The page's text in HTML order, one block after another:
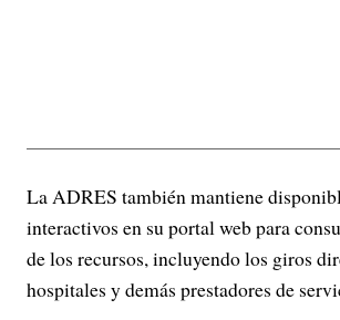
La ADRES también mantiene
interactivos en su portal web para
de los recursos, incluyendo los giros
hospitales y demás prestadores de